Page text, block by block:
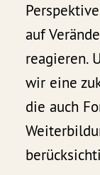
auf
reagieren.
wir eine
die auch